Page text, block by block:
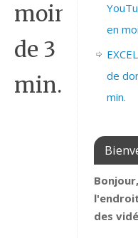
moins
de 3
min.
en
de
min.
des